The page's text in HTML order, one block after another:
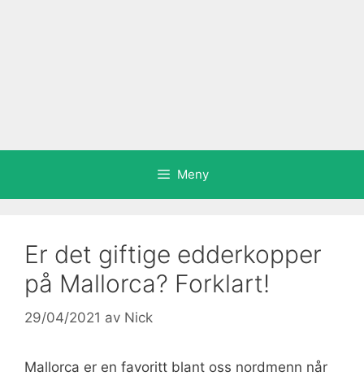
Meny
Er det giftige edderkopper
på Mallorca? Forklart!
29/04/2021 av Nick
Mallorca er en favoritt blant oss nordmenn når